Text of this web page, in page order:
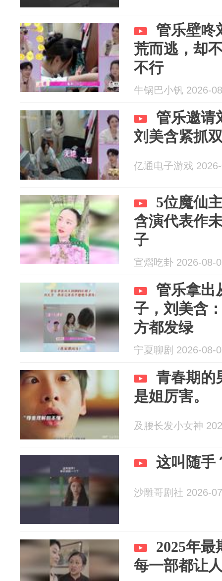
管乐壁咚
荒而逃，却
不行
牛锅巴小钒 2026-
管乐邀请
刘美含紧抓
亿通电子游戏
5位魔仙
含演代表作
子
宣熠吃卦 2026-08-
管乐拿出
子，刘美含
方都发绿
宁夏聊剧 2026-08-
青春期的
是姐厉害。
及腰长发小女神
这叫随手
沙雕哥剧社 2026-
2025年最
每一部都让